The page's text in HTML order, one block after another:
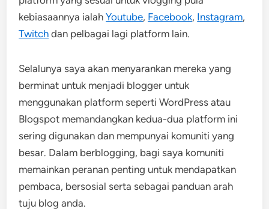
kebiasaannya ialahYoutube, Facebook, Instagram,
Twitch dan pelbagai lagi platform lain.
Selalunya saya akan menyarankan mereka yang
berminat untuk menjadi blogger untuk
menggunakan platform seperti WordPress atau
Blogspot memandangkan kedua-dua platform ini
sering digunakan dan mempunyai komuniti yang
besar. Dalam berblogging, bagi saya komuniti
memainkan peranan penting untuk mendapatkan
pembaca, bersosial serta sebagai panduan arah
tuju blog anda.